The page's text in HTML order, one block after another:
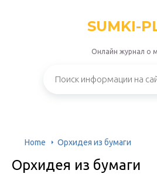
SUMKI-
Онлайн журнал о
Home Орхидея из бумаги
Орхидея из бумаги